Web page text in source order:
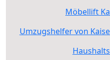
Möbellift
Umzugshelfer von